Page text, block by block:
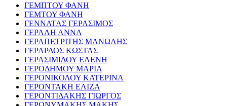
ΓΕΜΠΤΟΥ ΦΑΝΗ
ΓΕΜΤΟΥ ΦΑΝΗ
ΓΕΝΝΑΤΑΣ ΓΕΡΑΣΙΜΟΣ
ΓΕΡΑΛΗ ΑΝΝΑ
ΓΕΡΑΠΕΤΡΙΤΗΣ ΜΑΝΩΛΗΣ
ΓΕΡΑΡΔΟΣ ΚΩΣΤΑΣ
ΓΕΡΑΣΙΜΙΔΟΥ ΕΛΕΝΗ
ΓΕΡΟΔΗΜΟΥ ΜΑΡΙΑ
ΓΕΡΟΝΙΚΟΛΟΥ ΚΑΤΕΡΙΝΑ
ΓΕΡΟΝΤΑΚΗ ΕΛΙΖΑ
ΓΕΡΟΝΤΙΔΑΚΗΣ ΓΙΩΡΓΟΣ